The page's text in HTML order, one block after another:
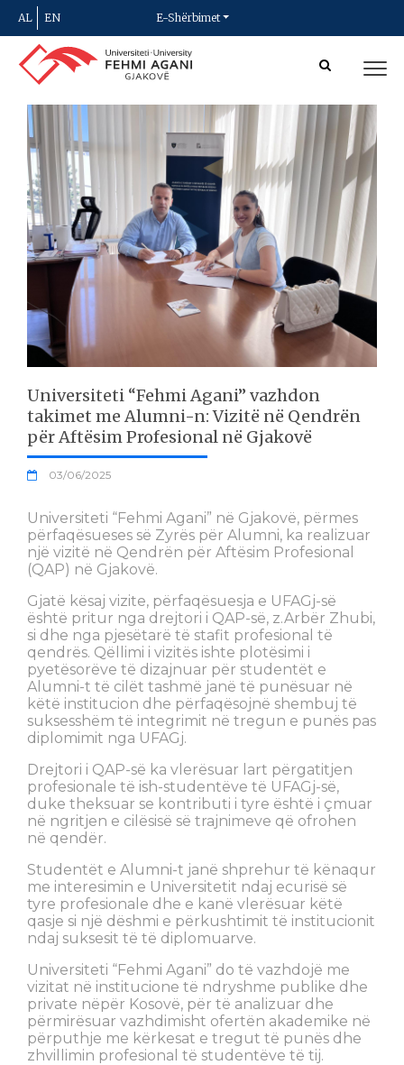
AL EN E-Shërbimet
Universiteti “Fehmi Agani” vazhdon
takimet me Alumni-n: Vizitë në Qendrën
për Aftësim Profesional në Gjakovë
03/06/2025
Universiteti “Fehmi Agani” në Gjakovë, përmes
përfaqësueses së Zyrës për Alumni, ka realizuar
një vizitë në Qendrën për Aftësim Profesional
(QAP) në Gjakovë.
Gjatë kësaj vizite, përfaqësuesja e UFAGj-së
është pritur nga drejtori i QAP-së, z.Arbër Zhubi,
si dhe nga pjesëtarë të stafit profesional të
qendrës. Qëllimi i vizitës ishte plotësimi i
pyetësorëve të dizajnuar për studentët e
Alumni-t të cilët tashmë janë të punësuar në
këtë institucion dhe përfaqësojnë shembuj të
suksesshëm të integrimit në tregun e punës pas
diplomimit nga UFAGj.
Drejtori i QAP-së ka vlerësuar lart përgatitjen
profesionale të ish-studentëve të UFAGj-së,
duke theksuar se kontributi i tyre është i çmuar
në ngritjen e cilësisë së trajnimeve që ofrohen
në qendër.
Studentët e Alumni-t janë shprehur të kënaqur
me interesimin e Universitetit ndaj ecurisë së
tyre profesionale dhe e kanë vlerësuar këtë
qasje si një dëshmi e përkushtimit të institucionit
ndaj suksesit të të diplomuarve.
Universiteti “Fehmi Agani” do të vazhdojë me
vizitat në institucione të ndryshme publike dhe
private nëpër Kosovë, për të analizuar dhe
përmirësuar vazhdimisht ofertën akademike në
përputhje me kërkesat e tregut të punës dhe
zhvillimin profesional të studentëve të tij.